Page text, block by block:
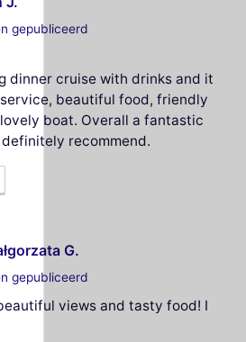
gepubliceerd
dinner cruise with drinks and it
beautiful food, friendly
boat. Overall a fantastic
recommend.
G.
gepubliceerd
views and tasty food! I